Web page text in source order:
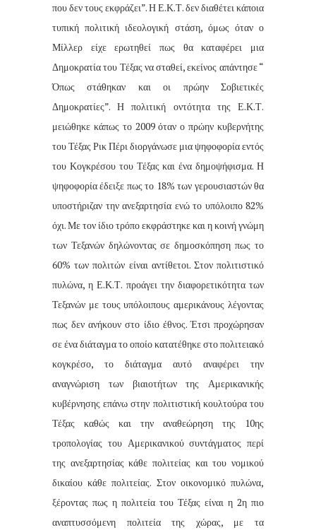
που δεν τους εκφράζει”. Η Ε.Κ.Τ. δεν διαθέτει κάποια
τυπική πολιτική ιδεολογική στάση, όμως όταν ο
Μίλλερ είχε ερωτηθεί πως θα καταφέρει μια
Δημοκρατία του Τέξας να σταθεί, εκείνος απάντησε “
Όπως στάθηκαν και οι πρώην Σοβιετικές
Δημοκρατίες”. Η πολιτική οντότητα της Ε.Κ.Τ.
μειώθηκε κάπως το 2009 όταν ο πρώην κυβερνήτης
του Τέξας Ρικ Πέρι διοργάνωσε μια ψηφοφορία εντός
του Κογκρέσου του Τέξας και ένα δημοψήφισμα. Η
ψηφοφορία έδειξε πως το 18% των γερουσιαστών θα
υποστήριζαν την ανεξαρτησία ενώ το υπόλοιπο 82%
όχι. Με τον ίδιο τρόπο εκφράστηκε και η κοινή γνώμη
των Τεξανών δηλώνοντας σε δημοσκόπηση πως το
60% των πολιτών είναι αντίθετοι. Στον πολιτιστικό
πυλώνα, η Ε.Κ.Τ. προάγει την διαφορετικότητα των
Τεξανών με τους υπόλοιπους αμερικάνους λέγοντας
πως δεν ανήκουν στο ίδιο έθνος. Έτσι προχώρησαν
σε ένα διάταγμα το οποίο κατατέθηκε στο πολιτειακό
κογκρέσο, το διάταγμα αυτό αναφέρει την
αναγνώριση των βιαιοτήτων της Αμερικανικής
κυβέρνησης επάνω στην πολιτιστική κουλτούρα του
Τέξας καθώς και την αναθεώρηση της 10ης
τροπολογίας του Αμερικανικού συντάγματος περί
της ανεξαρτησίας κάθε πολιτείας και του νομικού
δικαίου κάθε πολιτείας. Στον οικονομικό πυλώνα,
ξέροντας πως η πολιτεία του Τέξας είναι η 2η πιο
αναπτυσσόμενη πολιτεία της χώρας, με τα